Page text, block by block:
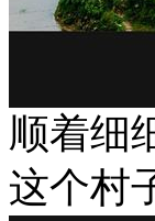
顺着细
这个村